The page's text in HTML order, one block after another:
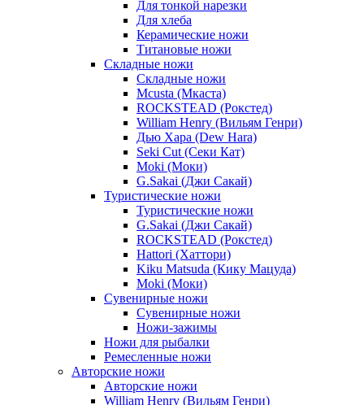
Для тонкой нарезки
Для хлеба
Керамические ножи
Титановые ножи
Складные ножи
Складные ножи
Mcusta (Мкаста)
ROCKSTEAD (Рокстед)
William Henry (Вильям Генри)
Дью Хара (Dew Hara)
Seki Cut (Секи Кат)
Moki (Моки)
G.Sakai (Джи Сакай)
Туристические ножи
Туристические ножи
G.Sakai (Джи Сакай)
ROCKSTEAD (Рокстед)
Hattori (Хаттори)
Kiku Matsuda (Кику Мацуда)
Moki (Моки)
Сувенирные ножи
Сувенирные ножи
Ножи-зажимы
Ножи для рыбалки
Ремесленные ножи
Авторские ножи
Авторские ножи
William Henry (Вильям Генри)